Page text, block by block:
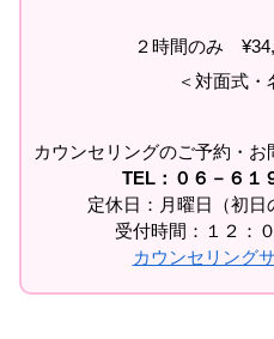
２時間のみ
＜対面式・
カウンセリングのご予約・お
TEL：０６－６１
定休日：月曜日（初日
受付時間：１２：
カウンセリング